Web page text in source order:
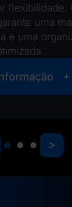
flexibilidade.
uma
e uma
>